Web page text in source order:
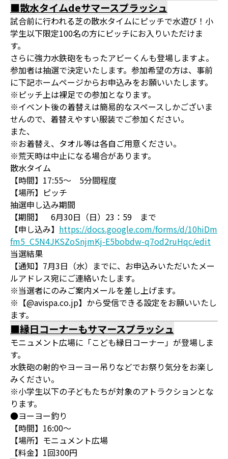
■散水タイムdeサマースプラッシュ
試合前に行われる芝の散水タイムにピッチで水遊び！小
学生以下限定100名の方にピッチにお入りいただけま
す。
さらに強力水鉄砲をもったアビーくんも登場しますよ。
参加者は抽選で決定いたします。参加希望の方は、事前
に下記ホームページからお申込みをお願いいたします。
※ピッチ上は裸足での参加となります。
※イベント後の着替えは簡易的なスペースしかございま
せんので、着替えやすい服装でご参加ください。
また、
※お着替え、タオル等は各自ご用意ください。
※荒天時は中止になる場合があります。
散水タイム
【時間】17:55～ 5分間程度
【場所】ピッチ
抽選申し込み期間
【期間】 6月30日（日）23：59 まで
【申し込み】 https://docs.google.com/forms/d/10hiDm
fm5_C5N4JKSZoSnjmKj-E5bobdw-q7od2ruHqc/edit
当選結果
【通知】7月3日（水）までに、お申込みいただいたメー
ルアドレス宛にご連絡いたします。
※当選者にのみご案内メールを差し上げます。
※【@avispa.co.jp】から受信できる設定をお願いいたし
ます。
■縁日コーナーもサマースプラッシュ
モニュメント広場に「こども縁日コーナー」が登場しま
す。
水鉄砲の射的やヨーヨー吊りなどでお祭り気分をお楽し
みください。
※小学生以下の子どもたちが対象のアトラクションとな
ります。
●ヨーヨー釣り
【時間】16:00～
【場所】モニュメント広場
【料金】1回300円